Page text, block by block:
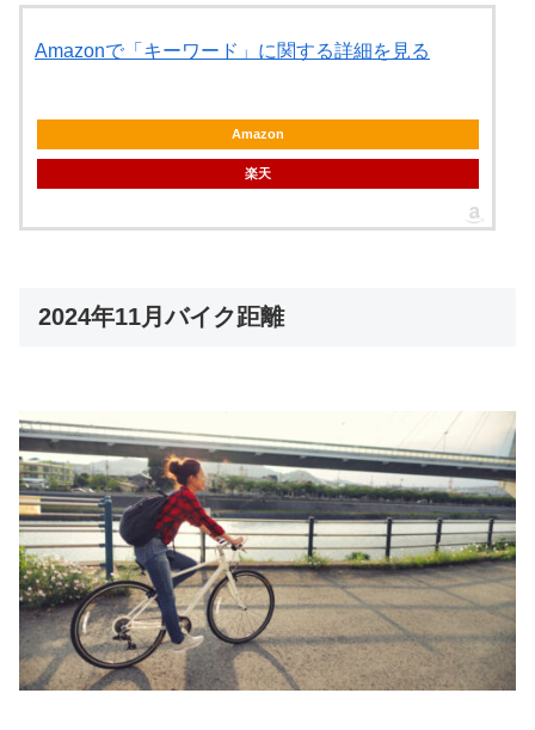
Amazonで「キーワード」に関する詳細を見る
Amazon
楽天
2024年11月バイク距離